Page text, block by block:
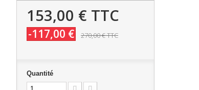
153,00 € TTC
-117,00 € 270,00 €TTC
Quantité